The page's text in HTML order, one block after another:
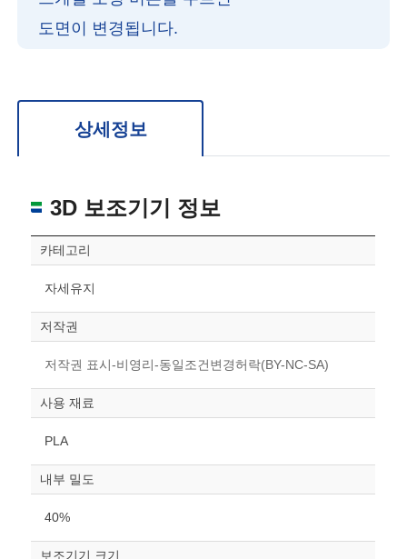
도면이 변경됩니다.
위치 이동: 우측 드래그
상세정보
3D 보조기기 정보
카테고리
자세유지
저작권
저작권 표시-비영리-동일조건변경허락(BY-NC-SA)
사용 재료
PLA
내부 밀도
40%
보조기기 크기